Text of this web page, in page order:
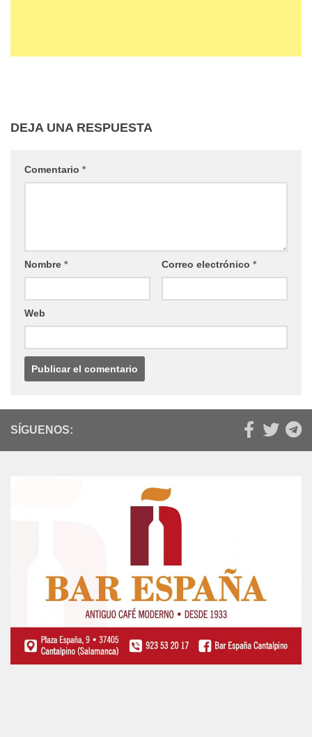
DEJA UNA RESPUESTA
Comentario *
Nombre * Correo electrónico *
Web
SÍGUENOS: